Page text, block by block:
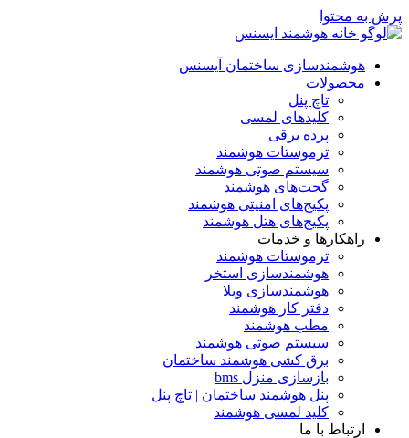
پرش به محتوا
هوشمندسازی ساختمان آیسنس
محصولات
تاچ پنل
کلیدهای لمسی
پرده برقی
ترموستات هوشمند
سیستم صوتی هوشمند
گجت‌های هوشمند
پکیج‌های امنیتی هوشمند
پکیج‌های هتل هوشمند
راهکارها و خدمات
ترموستات هوشمند
هوشمندسازی استخر
هوشمندسازی ویلا
دفتر کار هوشمند
مطب هوشمند
سیستم صوتی هوشمند
برق کشی هوشمند ساختمان
بازسازی منزل bms
پنل هوشمند ساختمان | تاچ پنل
کلید لمسی هوشمند
ارتباط با ما